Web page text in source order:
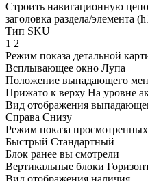
Строить навигационную
заголовка раздела/элемента
Тип SKU
1 2
Режим показа детальной
Всплывающее окно Лупа
Положение выпадающего
Прижато к верху На уровне
Вид отображения
Справа Снизу
Режим показа просмотренных
Быстрый Стандартный
Блок ранее вы смотрели
Вертикальные блоки
Вид отображения наличия